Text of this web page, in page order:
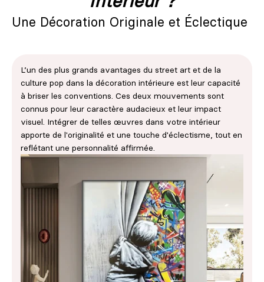
Une Décoration Originale et Éclectique
L’un des plus grands avantages du street art et de la
culture pop dans la décoration intérieure est leur capacité
à briser les conventions. Ces deux mouvements sont
connus pour leur caractère audacieux et leur impact
visuel. Intégrer de telles œuvres dans votre intérieur
apporte de l'originalité et une touche d'éclectisme, tout en
reflétant une personnalité affirmée.